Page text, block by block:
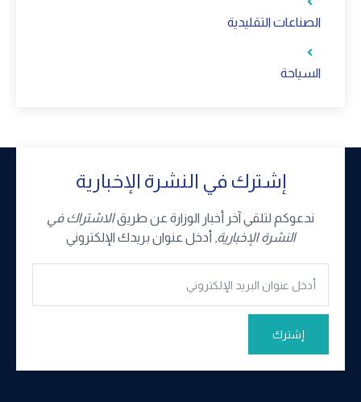
الصناعات التقليدية
السياحة
إشترك في النشرة الإخبارية
ندعوكم لتلقي آخر أخبار الوزارة عن طريقالاشتراك في
النشرة الإخبارية, أدخل عنوان بريدك الإلكتروني
إشترك